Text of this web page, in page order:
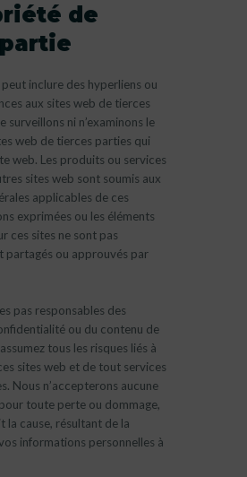
de
inclure des hyperliens ou
aux sites web de tierces
surveillons ni n’examinons le
web de tierces parties qui
web. Les produits ou services
sites web sont soumis aux
applicables de ces
exprimées ou les éléments
ces sites ne sont pas
partagés ou approuvés par
pas responsables des
ou du contenu de
tous les risques liés à
sites web et de tout services
Nous n’accepterons aucune
toute perte ou dommage,
la cause, résultant de la
informations personnelles à